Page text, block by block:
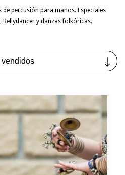
percusión para manos. Especiales
Bellydancer y danzas folkóricas.